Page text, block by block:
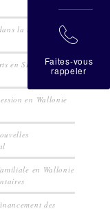
la transmission
en SRL pour les
en Wallonie
en Wallonie
des
拉
Faites-vous
rappeler